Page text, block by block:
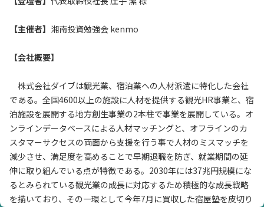
【主催者】 湘南投資勉強会 kenmo
【会社概要】
株式会社ダイブは観光業、宿泊業への人材派遣に特化した会社
である。全国4600以上の施設に人材を提供する観光HR事業と、宿
泊施設を展開する地方創生事業の2本柱で事業を展開している。オ
ンラインデータベースによる人材マッチングと、オフラインのカ
スタマーサクセスの両面から支援を行う事で人材のミスマッチを
減少させ、満足度を高めることで早期退職を防ぎ、就業期間の延
伸に取り組んでいる点が特徴である。2030年には37兆円規模にな
るとみられている観光業の成長に対応するため積極的な成長戦略
を描いており、その一環として今年7月に買収した宿屋塾を皮切り